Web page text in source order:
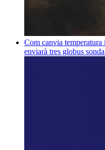
Com canvia
enviarà tres globus sonda